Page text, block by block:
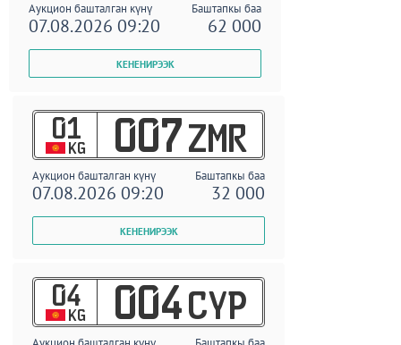
Аукцион башталган күнү Баштапкы баа
07.08.2026 09:20 62 000
01
KG 007 ZMR
Аукцион башталган күнү Баштапкы баа
07.08.2026 09:20 32 000
04
KG 004 CYP